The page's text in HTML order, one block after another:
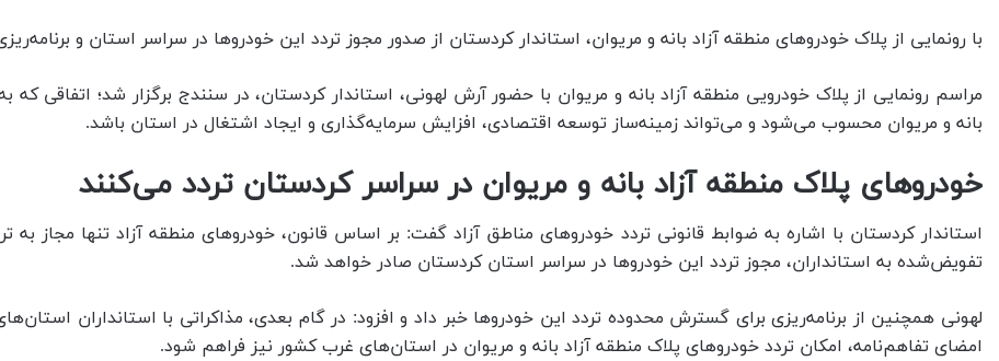
با رونمایی از پلاک خودروهای منطقه آزاد بانه و مریوان، استاندار کردستان از صدور مجوز تردد این خودروها در سراسر استان و
مراسم رونمایی از پلاک خودرویی منطقه آزاد بانه و مریوان با حضور آرش لهونی، استاندار کردستان، در سنندج برگزار شد؛ اتفاقی
بانه و مریوان محسوب می‌شود و می‌تواند زمینه‌ساز توسعه اقتصادی، افزایش سرمایه‌گذاری و ایجاد اشتغال در استان باشد.
خودروهای پلاک منطقه آزاد بانه و مریوان در سراسر کردستان تردد می‌کنند
استاندار کردستان با اشاره به ضوابط قانونی تردد خودروهای مناطق آزاد گفت: بر اساس قانون، خودروهای منطقه آزاد تنها مجاز به
تفویض‌شده به استانداران، مجوز تردد این خودروها در سراسر استان کردستان صادر خواهد شد.
لهونی همچنین از برنامه‌ریزی برای گسترش محدوده تردد این خودروها خبر داد و افزود: در گام بعدی، مذاکراتی با استانداران
امضای تفاهم‌نامه، امکان تردد خودروهای پلاک منطقه آزاد بانه و مریوان در استان‌های غرب کشور نیز فراهم شود.